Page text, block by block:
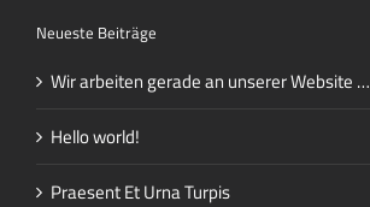
Neueste Beiträge
Wir arbeiten gerade an unserer Website …
Hello world!
Praesent Et Urna Turpis